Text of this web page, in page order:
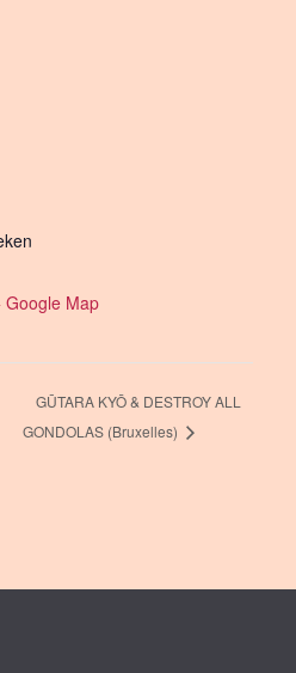
Google Map
GŪTARA KYŌ & DESTROY ALL
GONDOLAS (Bruxelles)